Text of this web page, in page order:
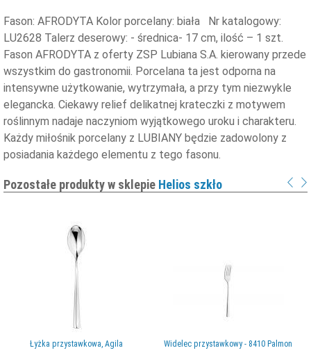
Fason: AFRODYTA Kolor porcelany: biała Nr katalogowy:
LU2628 Talerz deserowy: - średnica- 17 cm, ilość – 1 szt.
Fason AFRODYTA z oferty ZSP Lubiana S.A. kierowany przede
wszystkim do gastronomii. Porcelana ta jest odporna na
intensywne użytkowanie, wytrzymała, a przy tym niezwykle
elegancka. Ciekawy relief delikatnej krateczki z motywem
roślinnym nadaje naczyniom wyjątkowego uroku i charakteru.
Każdy miłośnik porcelany z LUBIANY będzie zadowolony z
posiadania każdego elementu z tego fasonu.
Pozostałe produkty w sklepie Helios szkło
Łyżka przystawkowa, Agila Widelec przystawkowy - 8410 Palmon